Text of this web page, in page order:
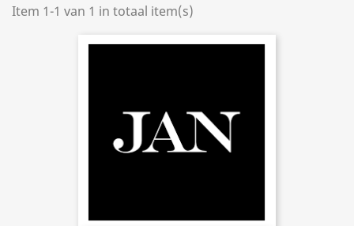
Item 1-1 van 1 in totaal item(s)